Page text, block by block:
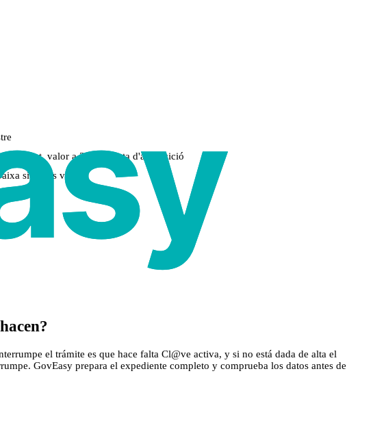
titularitat, valor a 31/12 i data d'adquisició
si el vas vendre
el trámite es que hace falta Cl@ve activa, y si no está dada de alta el
GovEasy prepara el expediente completo y comprueba los datos antes de